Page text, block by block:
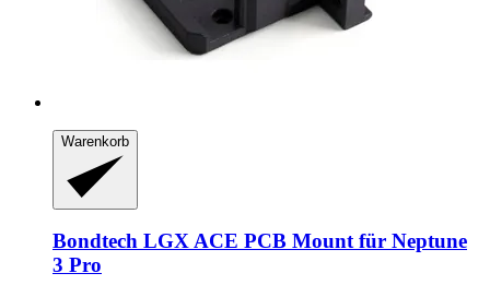
Warenkorb
Bondtech LGX ACE PCB Mount für Neptune
3 Pro